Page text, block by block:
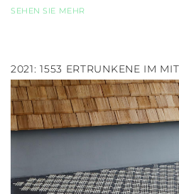
SEHEN SIE MEHR
2021: 1553 ERTRUNKENE IM